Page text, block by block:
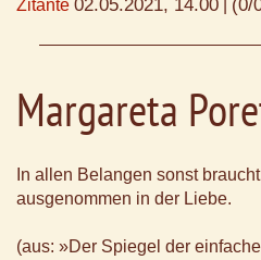
Zitante 02.05.2021, 14.00 (0/
Margareta
In allen Belangen sonst
ausgenommen in der Liebe.
(aus: »Der Spiegel der